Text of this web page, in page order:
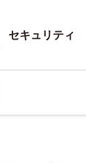
セキュリティ